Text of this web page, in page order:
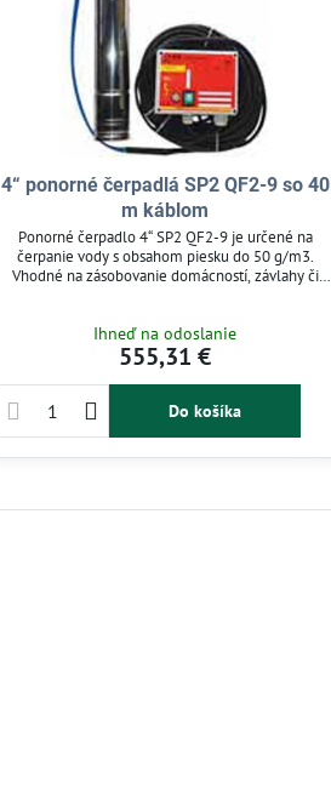
4“ ponorné čerpadlá SP2 QF2-9 so 40
m káblom
Ponorné čerpadlo 4“ SP2 QF2-9 je určené na
čerpanie vody s obsahom piesku do 50 g/m3.
Vhodné na zásobovanie domácností, závlahy či
dosahuje 150 m, čo zaručuje spoľahlivý výkon v
rôznych podmienkach.
Ihneď na odoslanie
555,31 €
Do košíka